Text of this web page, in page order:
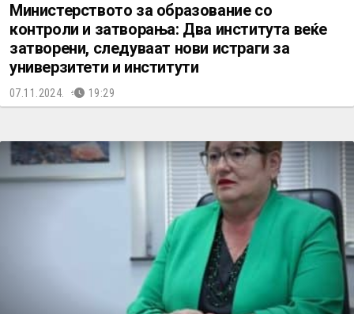
Министерството за образование со
контроли и затворања: Два института веќе
затворени, следуваат нови истраги за
универзитети и институти
07.11.2024. 19:29